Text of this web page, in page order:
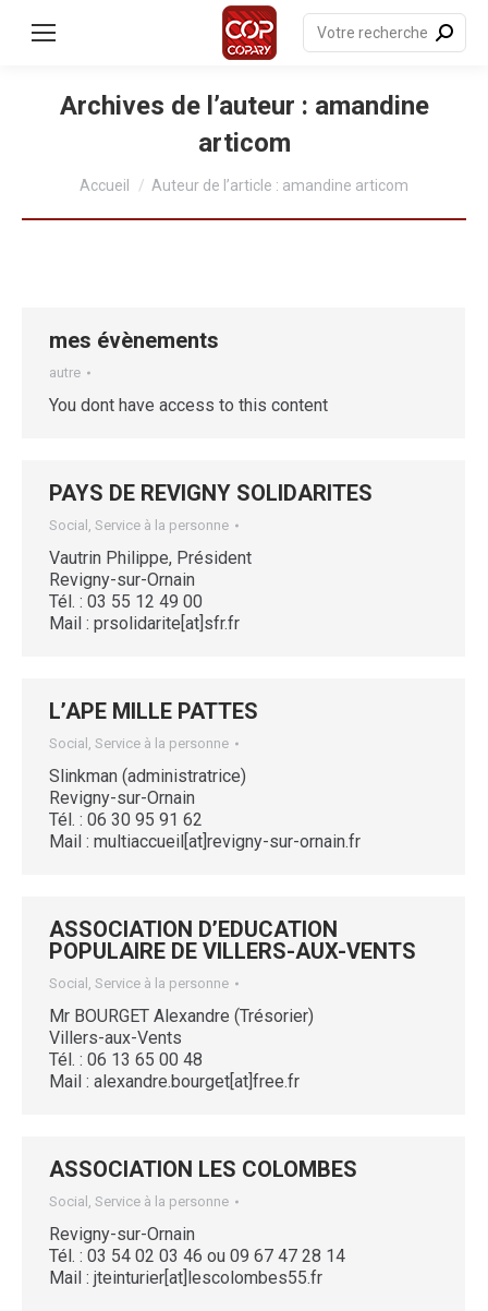
principal
Recherche
:
Archives de l’auteur : amandine
articom
Accueil Auteur de l’article : amandine articom
mes évènements
autre
You dont have access to this content
PAYS DE REVIGNY SOLIDARITES
Social, Service à la personne
Vautrin Philippe, Président
Revigny-sur-Ornain
Tél. : 03 55 12 49 00
Mail : prsolidarite[at]sfr.fr
L’APE MILLE PATTES
Social, Service à la personne
Slinkman (administratrice)
Revigny-sur-Ornain
Tél. : 06 30 95 91 62
Mail : multiaccueil[at]revigny-sur-ornain.fr
ASSOCIATION D’EDUCATION
POPULAIRE DE VILLERS-AUX-VENTS
Social, Service à la personne
Mr BOURGET Alexandre (Trésorier)
Villers-aux-Vents
Tél. : 06 13 65 00 48
Mail : alexandre.bourget[at]free.fr
ASSOCIATION LES COLOMBES
Social, Service à la personne
Revigny-sur-Ornain
Tél. : 03 54 02 03 46 ou 09 67 47 28 14
Mail : jteinturier[at]lescolombes55.fr